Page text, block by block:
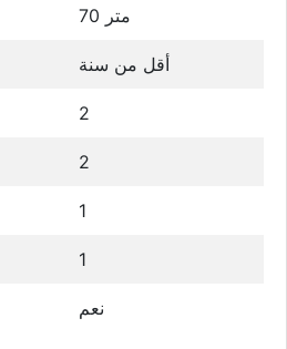
70 متر
أقل من سنة
2
2
1
1
نعم